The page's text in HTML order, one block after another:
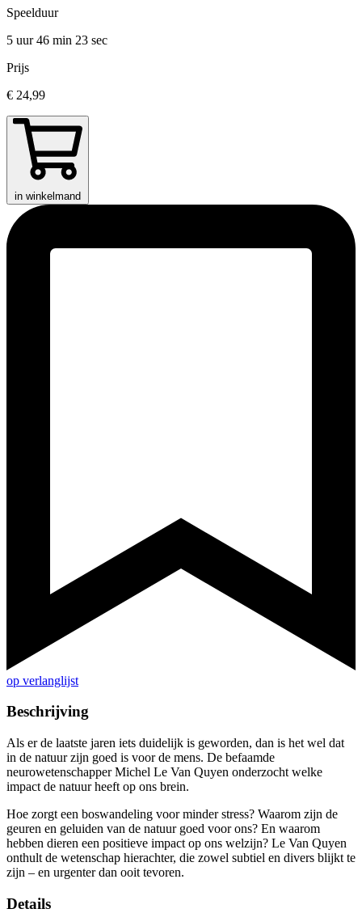
Speelduur
5 uur 46 min 23 sec
Prijs
€ 24,99
in winkelmand
op verlanglijst
Beschrijving
Als er de laatste jaren iets duidelijk is geworden, dan is het wel dat
in de natuur zijn goed is voor de mens. De befaamde
neurowetenschapper Michel Le Van Quyen onderzocht welke
impact de natuur heeft op ons brein.
Hoe zorgt een boswandeling voor minder stress? Waarom zijn de
geuren en geluiden van de natuur goed voor ons? En waarom
hebben dieren een positieve impact op ons welzijn? Le Van Quyen
onthult de wetenschap hierachter, die zowel subtiel en divers blijkt te
zijn – en urgenter dan ooit tevoren.
Details